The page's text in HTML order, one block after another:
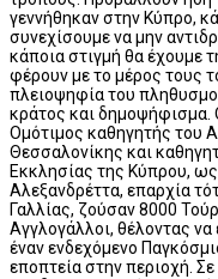
γεννήθηκαν στην Κύπρο,
συνεχίσουμε να μην
κάποια στιγμή θα έχουμε
φέρουν με το μέρος τους
πλειοψηφία του
κράτος και δημοψήφισμα.
Ομότιμος καθηγητής του
Θεσσαλονίκης και
Εκκλησίας της Κύπρου, ως
Αλεξανδρέττα, επαρχία
Γαλλίας, ζούσαν 8000
Αγγλογάλλοι, θέλοντας
έναν ενδεχόμενο
εποπτεία στην περιοχή.